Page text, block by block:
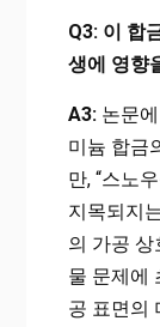
Q3: 이 합
생에 영향
A3:논문에
미늄 합금
만, “스노
지목되지
의 가공
물 문제에
공 표면의